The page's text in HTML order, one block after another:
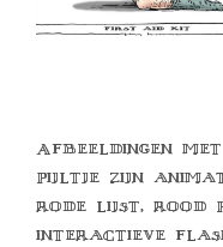
Afbeeldingen
pijltje zijn
rode lijst, rood
interactieve